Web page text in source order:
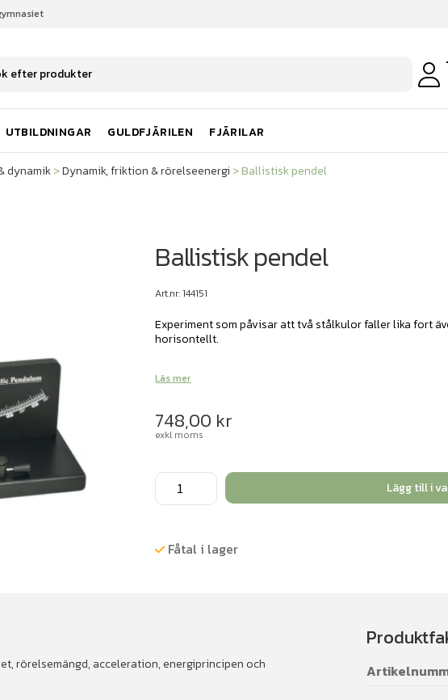
UTBILDNINGAR GULDFJÄRILEN FJÄRILAR
dynamik
dynamik>Dynamik, friktion & rörelseenergi >Ballistisk pendel
Ballistisk pendel
Art.nr: 144151
Experiment som påvisar att två stålkulor faller lika fort
horisontellt.
Läs mer
748,00 kr
exkl moms
Ballistisk
pendel
Lägg till i
Fåtal i lager
rörelsemängd, acceleration, energiprincipen och